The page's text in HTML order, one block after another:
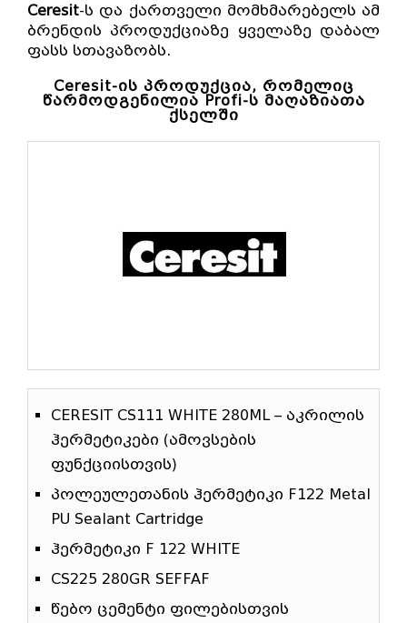
Ceresit-ს და ქართველი მომხმარებელს ამ
ბრენდის პროდუქციაზე ყველაზე დაბალ
ფასს სთავაზობს.
Ceresit-ის პროდუქცია, რომელიც
წარმოდგენილია Profi-ს მაღაზიათა
ქსელში
CERESIT CS111 WHITE 280ML – აკრილის
ჰერმეტიკები (ამოვსების
ფუნქციისთვის)
პოლეულეთანის ჰერმეტიკი F122 Metal
PU Sealant Cartridge
ჰერმეტიკი F 122 WHITE
CS225 280GR SEFFAF
წებო ცემენტი ფილებისთვის